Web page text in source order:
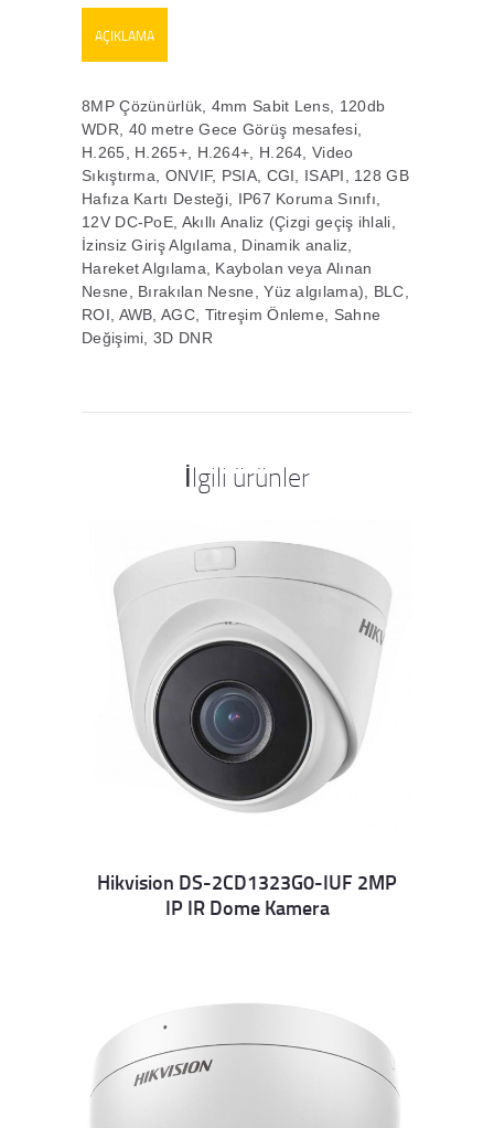
AÇIKLAMA
8MP Çözünürlük, 4mm Sabit Lens, 120db
WDR, 40 metre Gece Görüş mesafesi,
H.265, H.265+, H.264+, H.264, Video
Sıkıştırma, ONVIF, PSIA, CGI, ISAPI, 128 GB
Hafıza Kartı Desteği, IP67 Koruma Sınıfı,
12V DC-PoE, Akıllı Analiz (Çizgi geçiş ihlali,
İzinsiz Giriş Algılama, Dinamik analiz,
Hareket Algılama, Kaybolan veya Alınan
Nesne, Bırakılan Nesne, Yüz algılama), BLC,
ROI, AWB, AGC, Titreşim Önleme, Sahne
Değişimi, 3D DNR
İlgili ürünler
Details
Hikvision DS-2CD1323G0-IUF 2MP
IP IR Dome Kamera